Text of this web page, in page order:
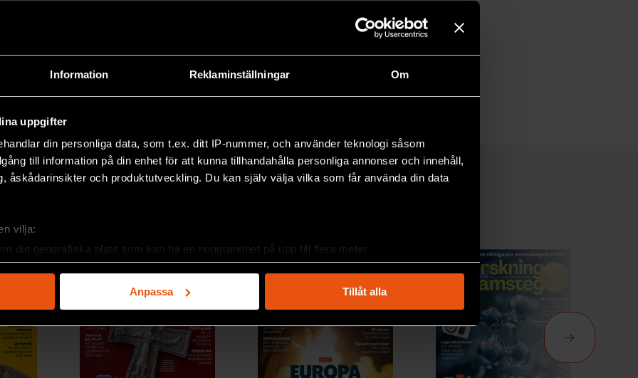
Information Reklaminställningar Om
uppgifter
din personliga data, som t.ex. ditt IP-nummer, och använder teknologi såsom
till information på din enhet för att kunna tillhandahålla personliga annonser och innehåll,
åskådarinsikter och produktutveckling. Du kan själv välja vilka som får använda din data
vilja:
din geografiska plats som kan ha en noggrannhet på upp till flera meter
att aktivt skanna den för specifika kännetecken (fingeravtryck)
uppgifter behandlas och ställ in dina preferenser i
detaljsektionen. Du kan ändra
för att anpassa innehållet och annonserna till användarna, tillhandahålla funktioner för
vår trafik. Vi vidarebefordrar även sådana identifierare och annan information från din enhet
och analysföretag som vi samarbetar med. Dessa kan i sin tur kombinera informationen
Anpassa Tillåt alla
forskningsresultat och om pågående forskning.
och drivs utan vinstsyfte.